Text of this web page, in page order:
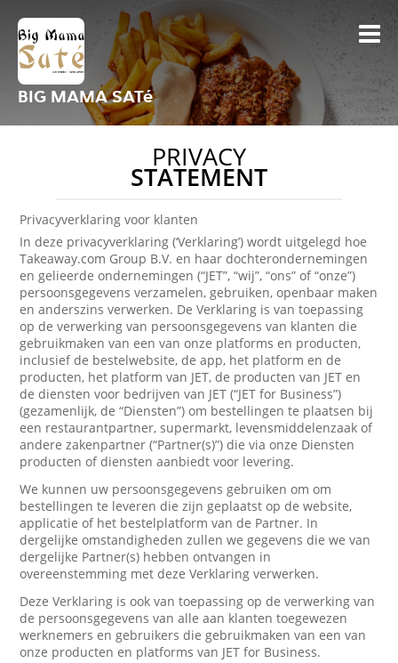
BIG MAMA SATé
PRIVACY
STATEMENT
Privacyverklaring voor klanten
In deze privacyverklaring (‘Verklaring’) wordt uitgelegd hoe
Takeaway.com Group B.V. en haar dochterondernemingen
en gelieerde ondernemingen (“JET”, “wij”, “ons” of “onze”)
persoonsgegevens verzamelen, gebruiken, openbaar maken
en anderszins verwerken. De Verklaring is van toepassing
op de verwerking van persoonsgegevens van klanten die
gebruikmaken van een van onze platforms en producten,
inclusief de bestelwebsite, de app, het platform en de
producten, het platform van JET, de producten van JET en
de diensten voor bedrijven van JET (“JET for Business”)
(gezamenlijk, de “Diensten”) om bestellingen te plaatsen bij
een restaurantpartner, supermarkt, levensmiddelenzaak of
andere zakenpartner (“Partner(s)”) die via onze Diensten
producten of diensten aanbiedt voor levering.
We kunnen uw persoonsgegevens gebruiken om om
bestellingen te leveren die zijn geplaatst op de website,
applicatie of het bestelplatform van de Partner. In
dergelijke omstandigheden zullen we gegevens die we van
dergelijke Partner(s) hebben ontvangen in
overeenstemming met deze Verklaring verwerken.
Deze Verklaring is ook van toepassing op de verwerking van
de persoonsgegevens van alle aan klanten toegewezen
werknemers en gebruikers die gebruikmaken van een van
onze producten en platforms van JET for Business.